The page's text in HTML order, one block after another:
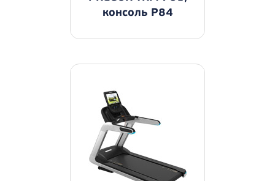
консоль P84